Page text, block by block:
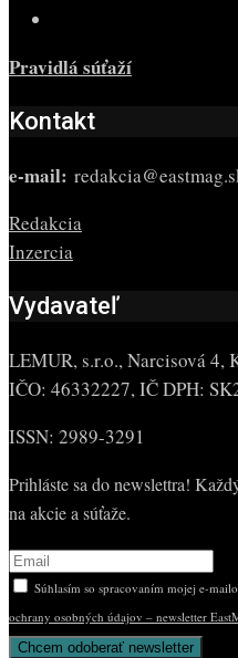
Pravidlá súťaží
Kontakt
e-mail:
Redakcia
Inzercia
Vydavateľ
LEMUR, s.r.o., Narcisová 4,
IČO: 46332227, IČ DPH:
ISSN: 2989-3291
Prihláste sa do newslettra!
na akcie a súťaže.
Súhlasím so spracovaním mojej e-
ochrany osobných údajov – newsletter